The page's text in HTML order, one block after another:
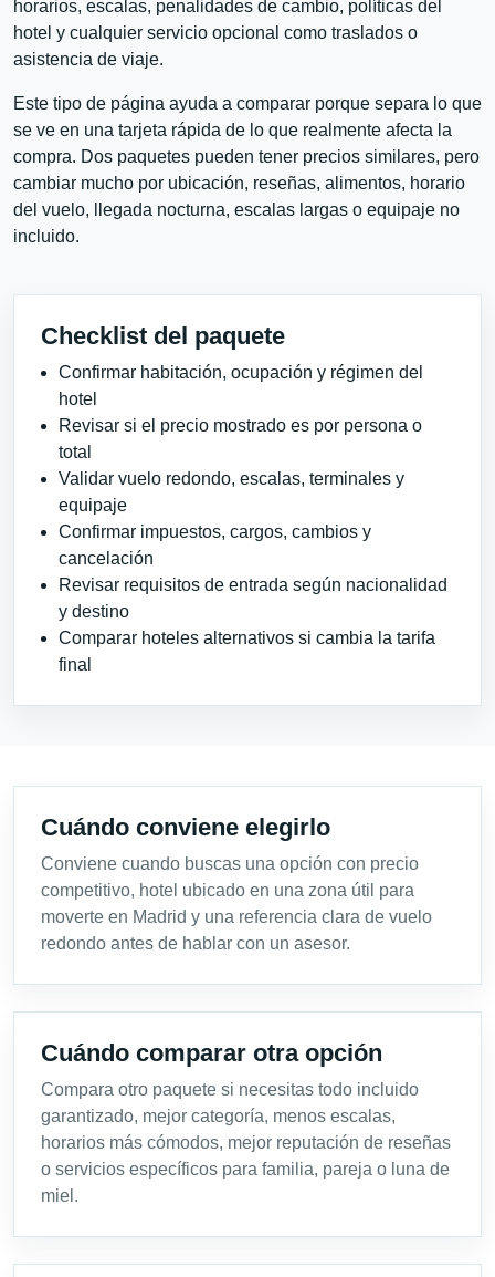
horarios, escalas, penalidades de cambio, políticas del
hotel y cualquier servicio opcional como traslados o
asistencia de viaje.
Este tipo de página ayuda a comparar porque separa lo que
se ve en una tarjeta rápida de lo que realmente afecta la
compra. Dos paquetes pueden tener precios similares, pero
cambiar mucho por ubicación, reseñas, alimentos, horario
del vuelo, llegada nocturna, escalas largas o equipaje no
incluido.
Checklist del paquete
Confirmar habitación, ocupación y régimen del
hotel
Revisar si el precio mostrado es por persona o
total
Validar vuelo redondo, escalas, terminales y
equipaje
Confirmar impuestos, cargos, cambios y
cancelación
Revisar requisitos de entrada según nacionalidad
y destino
Comparar hoteles alternativos si cambia la tarifa
final
Cuándo conviene elegirlo
Conviene cuando buscas una opción con precio
competitivo, hotel ubicado en una zona útil para
moverte en Madrid y una referencia clara de vuelo
redondo antes de hablar con un asesor.
Cuándo comparar otra opción
Compara otro paquete si necesitas todo incluido
garantizado, mejor categoría, menos escalas,
horarios más cómodos, mejor reputación de reseñas
o servicios específicos para familia, pareja o luna de
miel.